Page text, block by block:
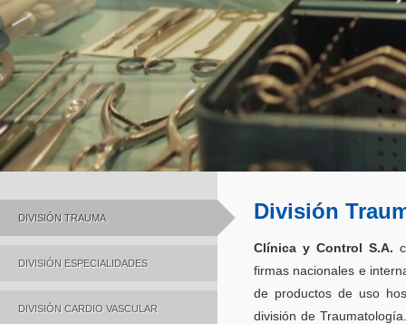
DIVISIÓN TRAUMA
DIVISIÓN ESPECIALIDADES
DIVISIÓN CARDIO VASCULAR
División
Clínica y Control S.A.
firmas nacionales e
de productos de uso
división de